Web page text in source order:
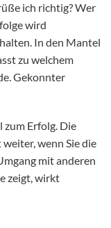
ich richtig? Wer
wird
In den Mantel
zu welchem
Gekonnter
zum Erfolg. Die
wenn Sie die
mit anderen
zeigt, wirkt